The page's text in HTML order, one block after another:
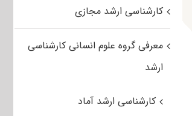
کارشناسی ارشد مجازی
معرفی گروه علوم انسانی کارشناسی
ارشد
کارشناسی ارشد آماد